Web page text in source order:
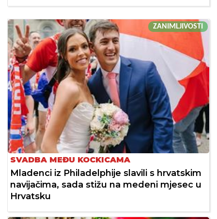
ZANIMLJIVOSTI
SVADBA MEĐU KOCKICAMA
Mladenci iz Philadelphije slavili s hrvatskim
navijačima, sada stižu na medeni mjesec u
Hrvatsku